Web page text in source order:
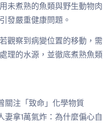
未煮熟的魚類與野生動物肉
發嚴重健康問題。
觀察到病變位置的移動，需
理的水源，並徹底煮熟魚類
注「致命」化學物質
拿1萬氣炸：為什麼偏心自